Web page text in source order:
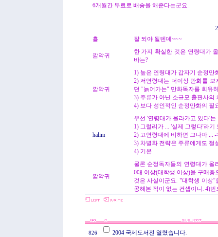
6개월간 무료로 배송을 해준다는군요.
횰
잘 되야 될텐데~~~
깜악귀
한 가지 확실한 것은 연령대가
바는?
깜악귀
1) 높은 연령대가 갑자기 순정만
2) 저연령대는 더이상 만화를
던 "늙어가는" 만화독자를 회유
3) 주류가 아닌 소규모 출판사의
4) 보다 성인적인 순정만화의 필
halim
우선 '연령대가 올라가고 있다'는
1) 그럴리가 ... '실제 그렇다'라
2) 고연령대에 비하면 그나마 ...
3) 차별화 전략은 주류에게도 절
4) 기본
깜악귀
물론 순정독자들의 연령대가 올
0대 이상(대학생 이상)을 구매
것은 사실이군요. "대학생 이상
공해본 적이 없는 컨셉이니. 4)
826 2004 국제도서전 열렸습니다.